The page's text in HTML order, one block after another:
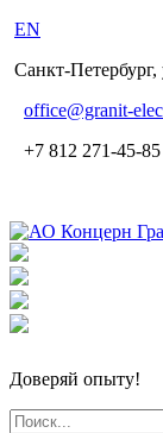
EN
Санкт-Петербург,
office@granit-
+7 812 271-45-85
Доверяй опыту!